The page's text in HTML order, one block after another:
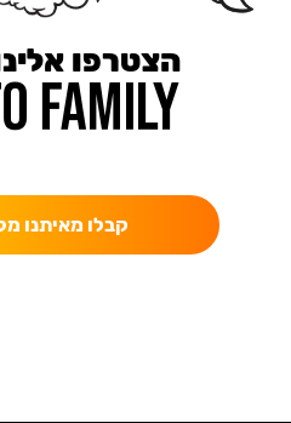
הצטרפו
קבלו מאיתנו